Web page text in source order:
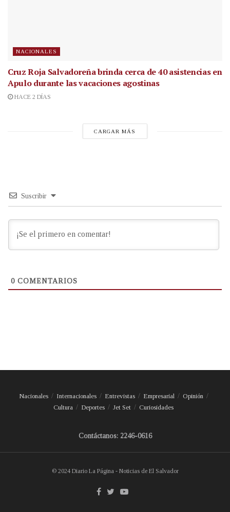
NACIONALES
Cruz Roja Salvadoreña brinda cerca de 40 asistencias en
Apulo durante las vacaciones agostinas
HACE 2 DÍAS
CARGAR MÁS
Suscribir
0 COMENTARIOS
Nacionales Internacionales Entrevistas Empresarial
Opinión
Cultura
Deportes Jet Set Curiosidades
Contáctanos: 2246-0616
© 2024 Diario La Página - Noticias de El Salvador